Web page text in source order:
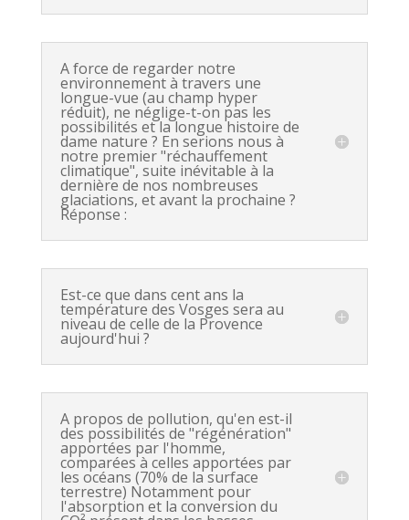
A force de regarder notre
environnement à travers une
longue-vue (au champ hyper
réduit), ne néglige-t-on pas les
possibilités et la longue histoire de
dame nature ? En serions nous à
notre premier "réchauffement
climatique", suite inévitable à la
dernière de nos nombreuses
glaciations, et avant la prochaine ?
Réponse :
Est-ce que dans cent ans la
température des Vosges sera au
niveau de celle de la Provence
aujourd'hui ?
A propos de pollution, qu'en est-il
des possibilités de "régénération"
apportées par l'homme,
comparées à celles apportées par
les océans (70% de la surface
terrestre) Notamment pour
l'absorption et la conversion du